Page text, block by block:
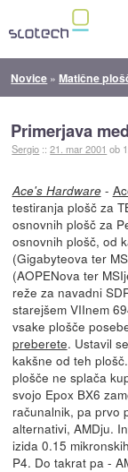
Novice »Matične
Primerjava
Sergio ::21. mar 2001 ob
Ace's Hardware-
testiranja plošč za
osnovnih plošč za
osnovnih plošč, od
(Gigabyteova ter
(AOPENova ter
reže za navadni
starejšem VIInem
vsake plošče
preberete. Ustavil
kakšne od teh
plošče ne splača
svojo Epox BX6
računalnik, pa prvo
alternativi, AMDju.
izida 0.15
P4. Do takrat pa -